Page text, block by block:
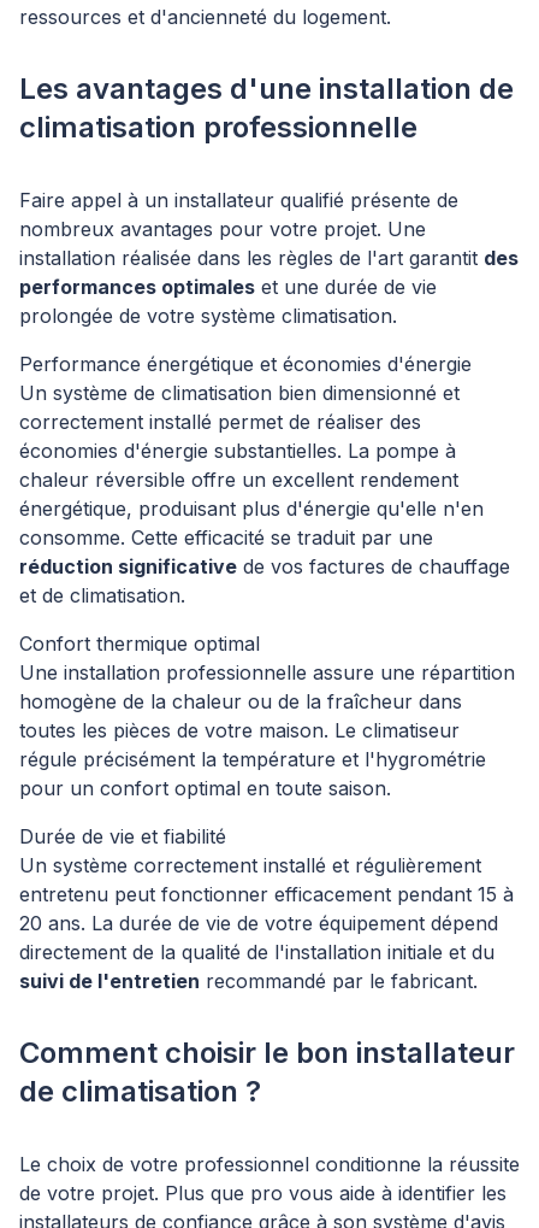
ressources et d'ancienneté du logement.
Les avantages d'une installation de
climatisation professionnelle
Faire appel à un installateur qualifié présente de
nombreux avantages pour votre projet. Une
installation réalisée dans les règles de l'art garantit des
performances optimales et une durée de vie
prolongée de votre système climatisation.
Performance énergétique et économies d'énergie
Un système de climatisation bien dimensionné et
correctement installé permet de réaliser des
économies d'énergie substantielles. La pompe à
chaleur réversible offre un excellent rendement
énergétique, produisant plus d'énergie qu'elle n'en
consomme. Cette efficacité se traduit par une
réduction significative de vos factures de chauffage
et de climatisation.
Confort thermique optimal
Une installation professionnelle assure une répartition
homogène de la chaleur ou de la fraîcheur dans
toutes les pièces de votre maison. Le climatiseur
régule précisément la température et l'hygrométrie
pour un confort optimal en toute saison.
Durée de vie et fiabilité
Un système correctement installé et régulièrement
entretenu peut fonctionner efficacement pendant 15 à
20 ans. La durée de vie de votre équipement dépend
directement de la qualité de l'installation initiale et du
suivi de l'entretien recommandé par le fabricant.
Comment choisir le bon installateur
de climatisation ?
Le choix de votre professionnel conditionne la réussite
de votre projet. Plus que pro vous aide à identifier les
installateurs de confiance grâce à son système d'avis